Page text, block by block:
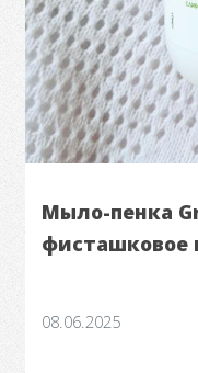
Мыло-пенка
фисташковое
08.06.2025